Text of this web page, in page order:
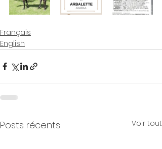
Français
English
Posts récents Voir tout